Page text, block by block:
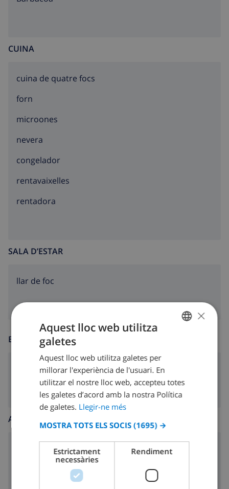
CUINA
cuina de quatre focs
forn
microones
nevera
congelador
rentavaixelles
rentadora
SALA D’ESTAR
llar de foc
ENTRETENIMENT
Tv per satèllit
ALTRES
seients pel saló 6
seients pel menjador 6
DUTCH
SPANISH
CATALAN
ITALIAN
NORWEGIAN
×
Aquest lloc web utilitza
galetes
Aquest lloc web utilitza galetes per
millorar l'experiència de l'usuari. En
utilitzar el nostre lloc web, accepteu totes
les galetes d’acord amb la nostra Política
de galetes. Llegir-ne més
MOSTRA TOTS ELS SOCIS (1695) →
Estrictament
necessàries
Rendiment